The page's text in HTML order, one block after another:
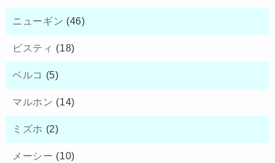
ニューギン (46)
ビスティ (18)
ベルコ (5)
マルホン (14)
ミズホ (2)
メーシー (10)